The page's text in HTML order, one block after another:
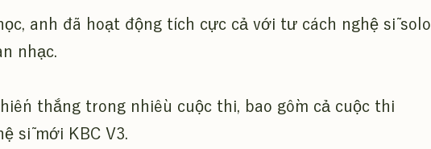
anh đã hoạt động tích cực cả với tư cách nghệ sĩ solo
nhạc.
thắng trong nhiều cuộc thi, bao gồm cả cuộc thi
sĩ mới KBC V3.